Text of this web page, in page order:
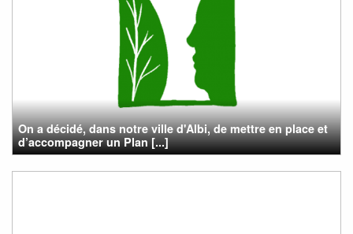
On a décidé, dans notre ville d'Albi, de mettre en place et
d’accompagner un Plan [...]